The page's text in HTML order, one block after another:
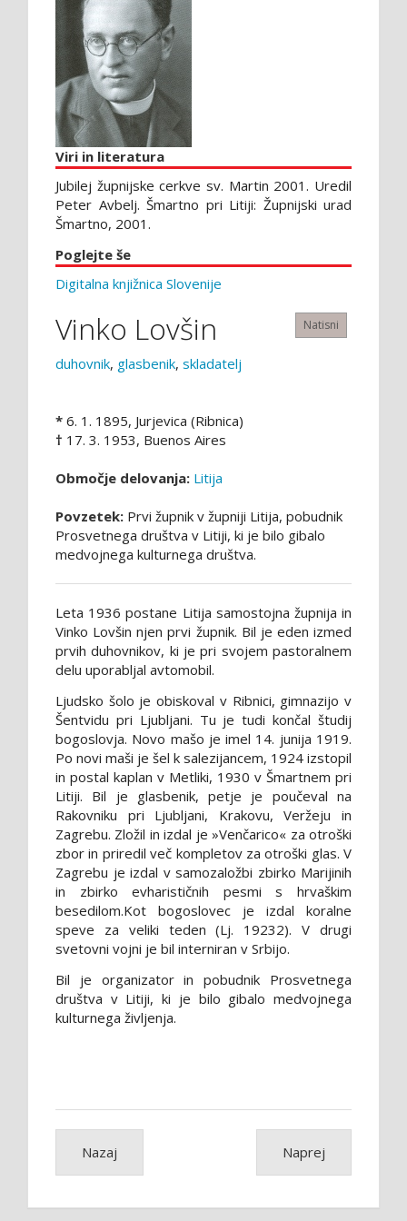
Viri in literatura
Jubilej župnijske cerkve sv. Martin 2001. Uredil
Peter Avbelj. Šmartno pri Litiji: Župnijski urad
Šmartno, 2001.
Poglejte še
Digitalna knjižnica Slovenije
Natisni
Vinko Lovšin
duhovnik, glasbenik, skladatelj
* 6. 1. 1895, Jurjevica (Ribnica)
† 17. 3. 1953, Buenos Aires
Območje delovanja: Litija
Povzetek: Prvi župnik v župniji Litija, pobudnik
Prosvetnega društva v Litiji, ki je bilo gibalo
medvojnega kulturnega društva.
Leta 1936 postane Litija samostojna župnija in
Vinko Lovšin njen prvi župnik. Bil je eden izmed
prvih duhovnikov, ki je pri svojem pastoralnem
delu uporabljal avtomobil.
Ljudsko šolo je obiskoval v Ribnici, gimnazijo v
Šentvidu pri Ljubljani. Tu je tudi končal študij
bogoslovja. Novo mašo je imel 14. junija 1919.
Po novi maši je šel k salezijancem, 1924 izstopil
in postal kaplan v Metliki, 1930 v Šmartnem pri
Litiji. Bil je glasbenik, petje je poučeval na
Rakovniku pri Ljubljani, Krakovu, Veržeju in
Zagrebu. Zložil in izdal je »Venčarico« za otroški
zbor in priredil več kompletov za otroški glas. V
Zagrebu je izdal v samozaložbi zbirko Marijinih
in zbirko evharističnih pesmi s hrvaškim
besedilom.Kot bogoslovec je izdal koralne
speve za veliki teden (Lj. 19232). V drugi
svetovni vojni je bil interniran v Srbijo.
Bil je organizator in pobudnik Prosvetnega
društva v Litiji, ki je bilo gibalo medvojnega
kulturnega življenja.
Nazaj Naprej